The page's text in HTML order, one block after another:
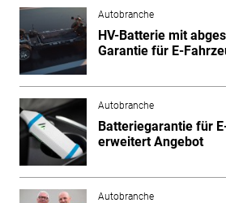
Autobranche
HV-Batterie mit
Garantie für E-
Autobranche
Batteriegarantie für
erweitert Angebot
Autobranche